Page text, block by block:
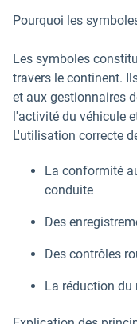
Pourquoi les
Les symboles
travers le continent.
et aux gestionnaires
l'activité du véhicule
L'utilisation correcte
La conformité
conduite
Des
Des contrôles
La réduction